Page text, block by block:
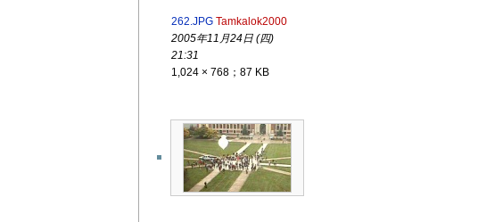
262.JPG Tamkalok2000
2005年11月24日 (四)
21:31
1,024 × 768；87 KB